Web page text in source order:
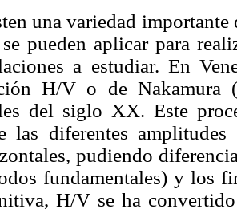
una variedad importante
pueden aplicar para
a estudiar. En
H/V o de Nakamura
del siglo XX. Este
las diferentes
pudiendo
fundamentales) y los
H/V se ha